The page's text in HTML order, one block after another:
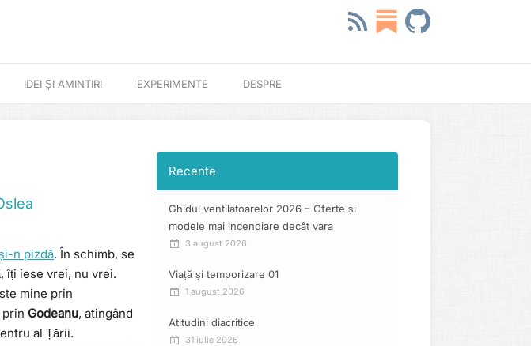
IDEI ȘI AMINTIRI EXPERIMENTE DESPRE
n pizdă. În schimb, se
îți iese vrei, nu vrei.
mine prin
prin Godeanu, atingând
al Țării.
Recente
Ghidul ventilatoarelor 2026 – Oferte și
modele mai incendiare decât vara
3 august 2026
Viață și temporizare 01
1 august 2026
Atitudini diacritice
31 iulie 2026